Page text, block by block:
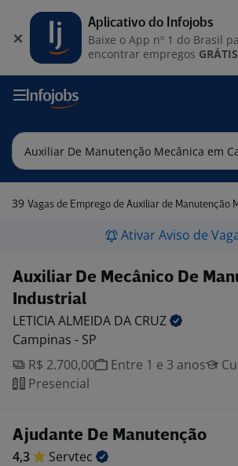
39 Vagas de Emprego de Auxiliar de Manutenção Mecânica em
Ativar Aviso de
Auxiliar De Mecânico De
Industrial
LETICIA ALMEIDA DA CRUZ
Campinas - SP
R$ 2.700,00
Entre 1 e 3 anos
Presencial
Ajudante De Manutenção
4,3
Servtec
Aplicativo do Infojobs
Baixe o App nº 1 do Brasil
encontrar empregos